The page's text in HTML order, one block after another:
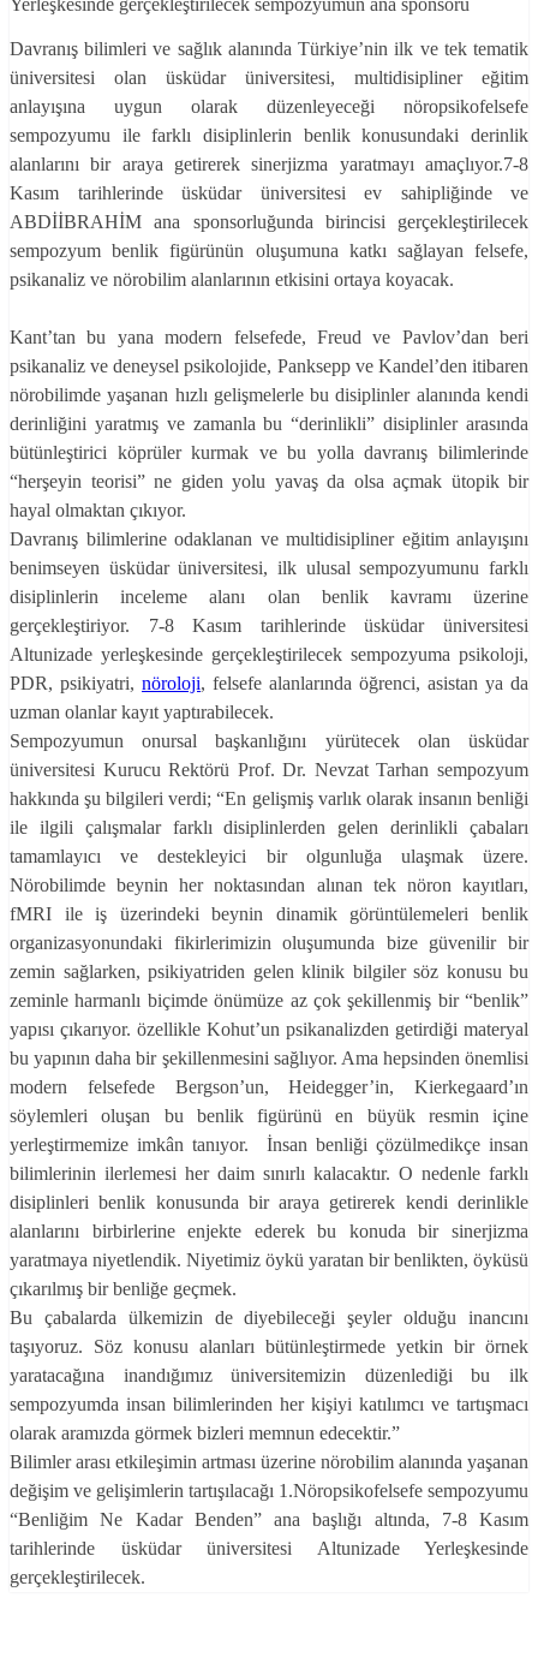
Yerleşkesinde gerçekleştirilecek sempozyumun ana sponsoru
Davranış bilimleri ve sağlık alanında Türkiye’nin ilk ve tek tematik
üniversitesi olan üsküdar üniversitesi, multidisipliner eğitim
anlayışına uygun olarak düzenleyeceği nöropsikofelsefe
sempozyumu ile farklı disiplinlerin benlik konusundaki derinlik
alanlarını bir araya getirerek sinerjizma yaratmayı amaçlıyor.7-8
Kasım tarihlerinde üsküdar üniversitesi ev sahipliğinde ve
ABDİİBRAHİM ana sponsorluğunda birincisi gerçekleştirilecek
sempozyum benlik figürünün oluşumuna katkı sağlayan felsefe,
psikanaliz ve nörobilim alanlarının etkisini ortaya koyacak.
Kant’tan bu yana modern felsefede, Freud ve Pavlov’dan beri
psikanaliz ve deneysel psikolojide, Panksepp ve Kandel’den itibaren
nörobilimde yaşanan hızlı gelişmelerle bu disiplinler alanında kendi
derinliğini yaratmış ve zamanla bu “derinlikli” disiplinler arasında
bütünleştirici köprüler kurmak ve bu yolla davranış bilimlerinde
“herşeyin teorisi” ne giden yolu yavaş da olsa açmak ütopik bir
hayal olmaktan çıkıyor.
Davranış bilimlerine odaklanan ve multidisipliner eğitim anlayışını
benimseyen üsküdar üniversitesi, ilk ulusal sempozyumunu farklı
disiplinlerin inceleme alanı olan benlik kavramı üzerine
gerçekleştiriyor. 7-8 Kasım tarihlerinde üsküdar üniversitesi
Altunizade yerleşkesinde gerçekleştirilecek sempozyuma psikoloji,
PDR, psikiyatri, nöroloji, felsefe alanlarında öğrenci, asistan ya da
uzman olanlar kayıt yaptırabilecek.
Sempozyumun onursal başkanlığını yürütecek olan üsküdar
üniversitesi Kurucu Rektörü Prof. Dr. Nevzat Tarhan sempozyum
hakkında şu bilgileri verdi; “En gelişmiş varlık olarak insanın benliği
ile ilgili çalışmalar farklı disiplinlerden gelen derinlikli çabaları
tamamlayıcı ve destekleyici bir olgunluğa ulaşmak üzere.
Nörobilimde beynin her noktasından alınan tek nöron kayıtları,
fMRI ile iş üzerindeki beynin dinamik görüntülemeleri benlik
organizasyonundaki fikirlerimizin oluşumunda bize güvenilir bir
zemin sağlarken, psikiyatriden gelen klinik bilgiler söz konusu bu
zeminle harmanlı biçimde önümüze az çok şekillenmiş bir “benlik”
yapısı çıkarıyor. özellikle Kohut’un psikanalizden getirdiği materyal
bu yapının daha bir şekillenmesini sağlıyor. Ama hepsinden önemlisi
modern felsefede Bergson’un, Heidegger’in, Kierkegaard’ın
söylemleri oluşan bu benlik figürünü en büyük resmin içine
yerleştirmemize imkân tanıyor. İnsan benliği çözülmedikçe insan
bilimlerinin ilerlemesi her daim sınırlı kalacaktır. O nedenle farklı
disiplinleri benlik konusunda bir araya getirerek kendi derinlikle
alanlarını birbirlerine enjekte ederek bu konuda bir sinerjizma
yaratmaya niyetlendik. Niyetimiz öykü yaratan bir benlikten, öyküsü
çıkarılmış bir benliğe geçmek.
Bu çabalarda ülkemizin de diyebileceği şeyler olduğu inancını
taşıyoruz. Söz konusu alanları bütünleştirmede yetkin bir örnek
yaratacağına inandığımız üniversitemizin düzenlediği bu ilk
sempozyumda insan bilimlerinden her kişiyi katılımcı ve tartışmacı
olarak aramızda görmek bizleri memnun edecektir.”
Bilimler arası etkileşimin artması üzerine nörobilim alanında yaşanan
değişim ve gelişimlerin tartışılacağı 1.Nöropsikofelsefe sempozyumu
“Benliğim Ne Kadar Benden” ana başlığı altında, 7-8 Kasım
tarihlerinde üsküdar üniversitesi Altunizade Yerleşkesinde
gerçekleştirilecek.